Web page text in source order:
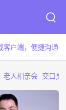
客户端，便捷沟通
老人相亲会 交口男